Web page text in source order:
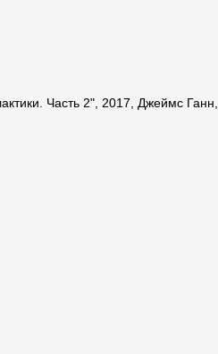
Часть 2", 2017, Джеймс Ганн,